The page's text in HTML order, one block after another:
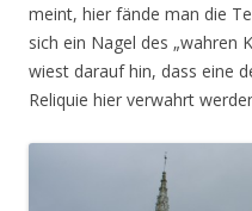
meint, hier fände man die
sich ein Nagel des „wahren
wiest darauf hin, dass eine
Reliquie hier verwahrt